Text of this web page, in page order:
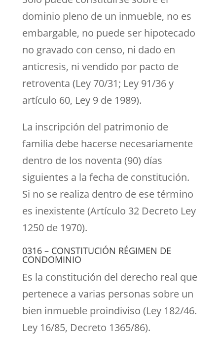
dominio pleno de un inmueble, no es
embargable, no puede ser hipotecado
no gravado con censo, ni dado en
anticresis, ni vendido por pacto de
retroventa (Ley 70/31; Ley 91/36 y
artículo 60, Ley 9 de 1989).
La inscripción del patrimonio de
familia debe hacerse necesariamente
dentro de los noventa (90) días
siguientes a la fecha de constitución.
Si no se realiza dentro de ese término
es inexistente (Artículo 32 Decreto Ley
1250 de 1970).
0316 – CONSTITUCIÓN RÉGIMEN DE
CONDOMINIO
Es la constitución del derecho real que
pertenece a varias personas sobre un
bien inmueble proindiviso (Ley 182/46.
Ley 16/85, Decreto 1365/86).